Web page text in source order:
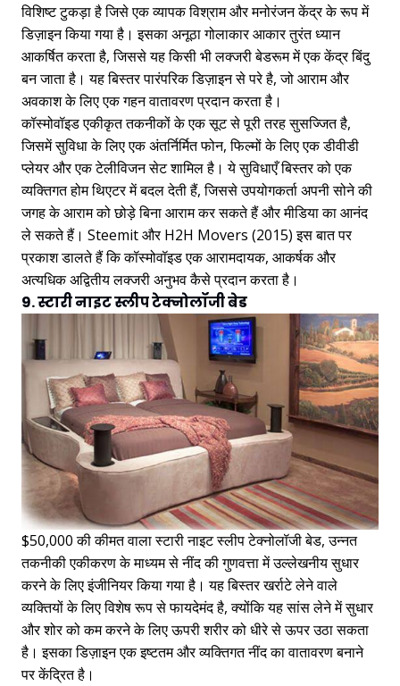
विशिष्ट टुकड़ा है जिसे एक व्यापक विश्राम और मनोरंजन केंद्र के रूप में
डिज़ाइन किया गया है। इसका अनूठा गोलाकार आकार तुरंत ध्यान
आकर्षित करता है, जिससे यह किसी भी लक्जरी बेडरूम में एक केंद्र बिंदु
बन जाता है। यह बिस्तर पारंपरिक डिज़ाइन से परे है, जो आराम और
अवकाश के लिए एक गहन वातावरण प्रदान करता है।
कॉस्मोवॉइड एकीकृत तकनीकों के एक सूट से पूरी तरह सुसज्जित है,
जिसमें सुविधा के लिए एक अंतर्निर्मित फोन, फिल्मों के लिए एक डीवीडी
प्लेयर और एक टेलीविजन सेट शामिल है। ये सुविधाएँ बिस्तर को एक
व्यक्तिगत होम थिएटर में बदल देती हैं, जिससे उपयोगकर्ता अपनी सोने की
जगह के आराम को छोड़े बिना आराम कर सकते हैं और मीडिया का आनंद
ले सकते हैं। Steemit और H2H Movers (2015) इस बात पर
प्रकाश डालते हैं कि कॉस्मोवॉइड एक आरामदायक, आकर्षक और
अत्यधिक अद्वितीय लक्जरी अनुभव कैसे प्रदान करता है।
9. स्टारी नाइट स्लीप टेक्नोलॉजी बेड
$50,000 की कीमत वाला स्टारी नाइट स्लीप टेक्नोलॉजी बेड, उन्नत
तकनीकी एकीकरण के माध्यम से नींद की गुणवत्ता में उल्लेखनीय सुधार
करने के लिए इंजीनियर किया गया है। यह बिस्तर खर्राटे लेने वाले
व्यक्तियों के लिए विशेष रूप से फायदेमंद है, क्योंकि यह सांस लेने में सुधार
और शोर को कम करने के लिए ऊपरी शरीर को धीरे से ऊपर उठा सकता
है। इसका डिज़ाइन एक इष्टतम और व्यक्तिगत नींद का वातावरण बनाने
पर केंद्रित है।